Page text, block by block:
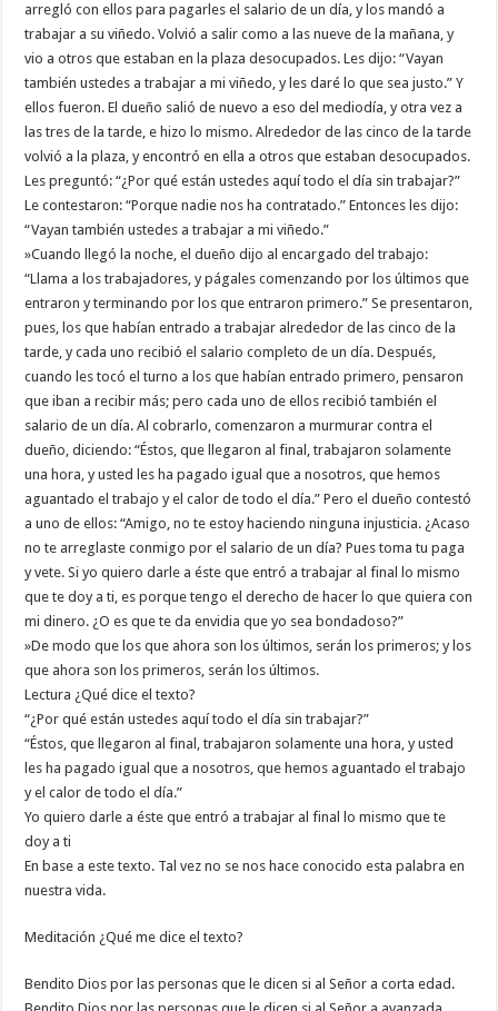
arregló con ellos para pagarles el salario de un día, y los mandó a
trabajar a su viñedo. Volvió a salir como a las nueve de la mañana, y
vio a otros que estaban en la plaza desocupados. Les dijo: “Vayan
también ustedes a trabajar a mi viñedo, y les daré lo que sea justo.” Y
ellos fueron. El dueño salió de nuevo a eso del mediodía, y otra vez a
las tres de la tarde, e hizo lo mismo. Alrededor de las cinco de la tarde
volvió a la plaza, y encontró en ella a otros que estaban desocupados.
Les preguntó: “¿Por qué están ustedes aquí todo el día sin trabajar?”
Le contestaron: “Porque nadie nos ha contratado.” Entonces les dijo:
“Vayan también ustedes a trabajar a mi viñedo.”
»Cuando llegó la noche, el dueño dijo al encargado del trabajo:
“Llama a los trabajadores, y págales comenzando por los últimos que
entraron y terminando por los que entraron primero.” Se presentaron,
pues, los que habían entrado a trabajar alrededor de las cinco de la
tarde, y cada uno recibió el salario completo de un día. Después,
cuando les tocó el turno a los que habían entrado primero, pensaron
que iban a recibir más; pero cada uno de ellos recibió también el
salario de un día. Al cobrarlo, comenzaron a murmurar contra el
dueño, diciendo: “Éstos, que llegaron al final, trabajaron solamente
una hora, y usted les ha pagado igual que a nosotros, que hemos
aguantado el trabajo y el calor de todo el día.” Pero el dueño contestó
a uno de ellos: “Amigo, no te estoy haciendo ninguna injusticia. ¿Acaso
no te arreglaste conmigo por el salario de un día? Pues toma tu paga
y vete. Si yo quiero darle a éste que entró a trabajar al final lo mismo
que te doy a ti, es porque tengo el derecho de hacer lo que quiera con
mi dinero. ¿O es que te da envidia que yo sea bondadoso?”
»De modo que los que ahora son los últimos, serán los primeros; y los
que ahora son los primeros, serán los últimos.
Lectura ¿Qué dice el texto?
“¿Por qué están ustedes aquí todo el día sin trabajar?”
“Éstos, que llegaron al final, trabajaron solamente una hora, y usted
les ha pagado igual que a nosotros, que hemos aguantado el trabajo
y el calor de todo el día.”
Yo quiero darle a éste que entró a trabajar al final lo mismo que te
doy a ti
En base a este texto. Tal vez no se nos hace conocido esta palabra en
nuestra vida.
Meditación ¿Qué me dice el texto?
Bendito Dios por las personas que le dicen si al Señor a corta edad.